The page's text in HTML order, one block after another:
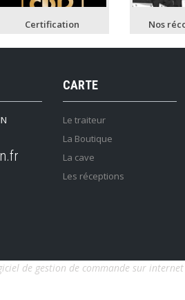
Certification Nos
CARTE
Le traiteur
La Boutique
La cave
Les réceptions
de gestion de commande sur